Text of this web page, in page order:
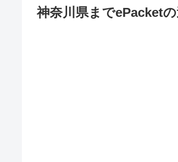
神奈川県までePacket